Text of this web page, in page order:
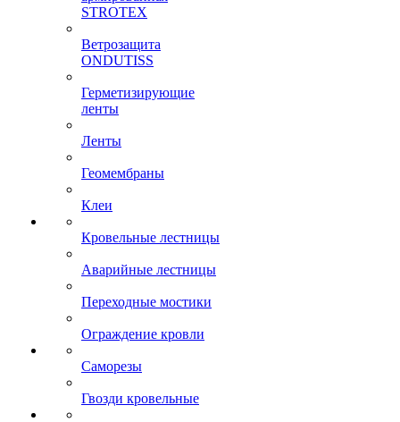
STROTEX
Ветрозащита
ONDUTISS
Герметизирующие
ленты
Ленты
Геомембраны
Клеи
Кровельные лестницы
Аварийные лестницы
Переходные мостики
Ограждение кровли
Саморезы
Гвозди кровельные